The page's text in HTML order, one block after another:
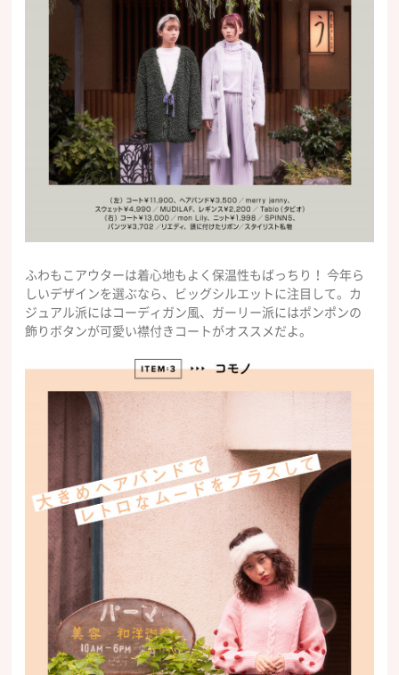
ふわもこアウターは着心地もよく保温性もばっちり！ 今年ら
しいデザインを選ぶなら、ビッグシルエットに注目して。カ
ジュアル派にはコーディガン風、ガーリー派にはポンポンの
飾りボタンが可愛い襟付きコートがオススメだよ。